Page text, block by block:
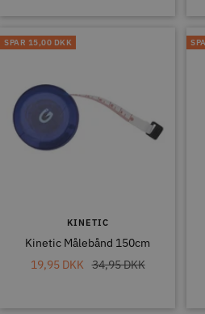
SPAR 15,00 DKK
KINETIC
Kinetic Målebånd 150cm
Tilbudspris
19,95 DKK Normal
34,95 DKK